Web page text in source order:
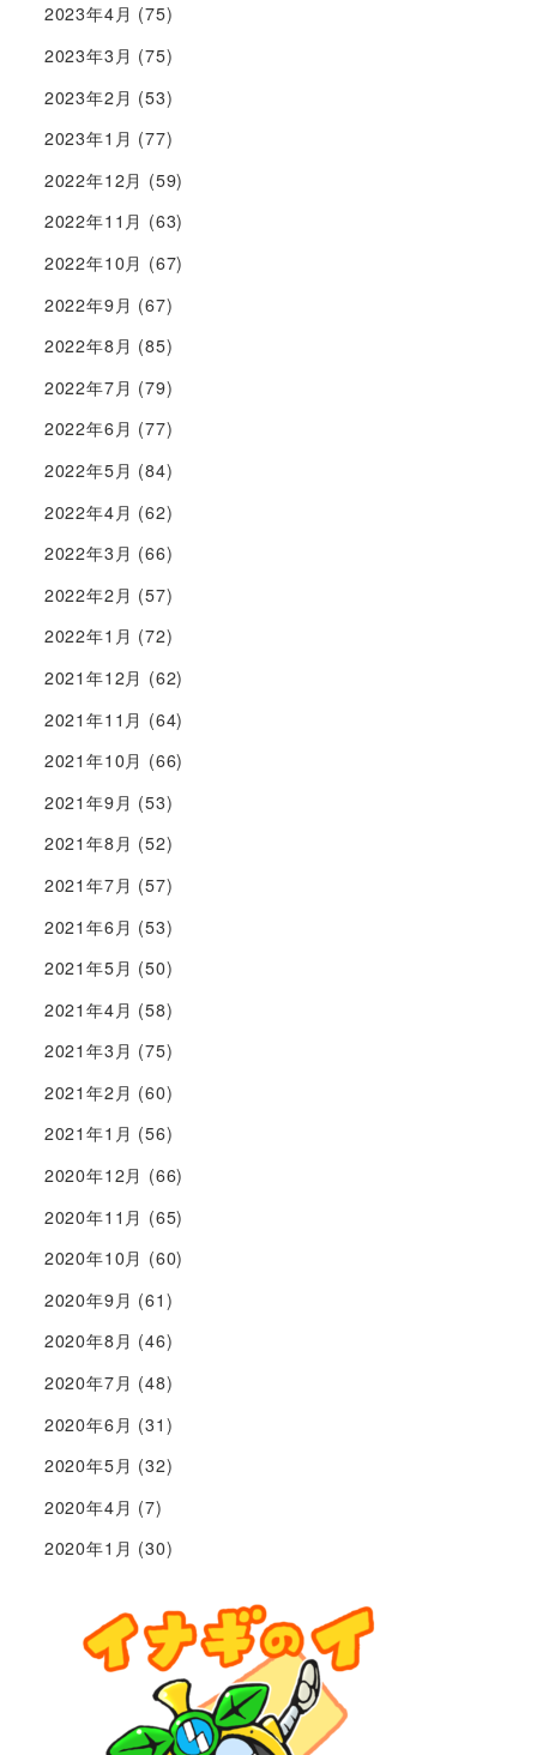
2023年4月 (75)
2023年3月 (75)
2023年2月 (53)
2023年1月 (77)
2022年12月 (59)
2022年11月 (63)
2022年10月 (67)
2022年9月 (67)
2022年8月 (85)
2022年7月 (79)
2022年6月 (77)
2022年5月 (84)
2022年4月 (62)
2022年3月 (66)
2022年2月 (57)
2022年1月 (72)
2021年12月 (62)
2021年11月 (64)
2021年10月 (66)
2021年9月 (53)
2021年8月 (52)
2021年7月 (57)
2021年6月 (53)
2021年5月 (50)
2021年4月 (58)
2021年3月 (75)
2021年2月 (60)
2021年1月 (56)
2020年12月 (66)
2020年11月 (65)
2020年10月 (60)
2020年9月 (61)
2020年8月 (46)
2020年7月 (48)
2020年6月 (31)
2020年5月 (32)
2020年4月 (7)
2020年1月 (30)